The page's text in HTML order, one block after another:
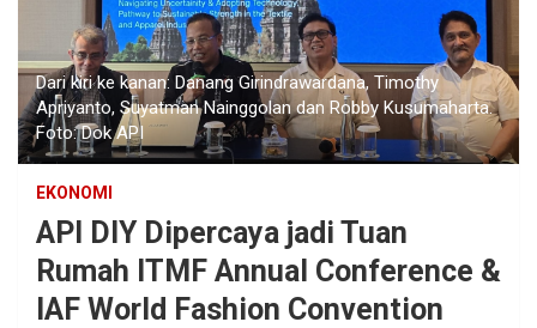
Dari kiri ke kanan: Danang Girindrawardana, Timothy
Apriyanto, Suyatman Nainggolan dan Robby Kusumaharta.
Foto: Dok API
EKONOMI
API DIY Dipercaya jadi Tuan
Rumah ITMF Annual Conference &
IAF World Fashion Convention